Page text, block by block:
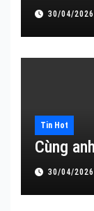
30/04/2026
Tin Hot
Cùng
30/04/2026